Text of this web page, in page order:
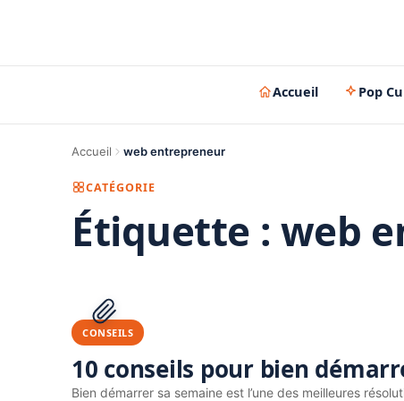
Accueil Pop
Accueil web entrepreneur
CATÉGORIE
Étiquette : web
CONSEILS
10 conseils pour bien
Bien démarrer sa semaine est l’une des meilleures